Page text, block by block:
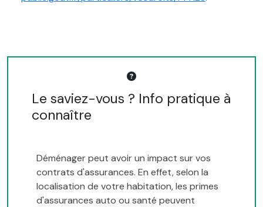
Le saviez-vous ? Info pratique à
connaître
Déménager peut avoir un impact sur vos
contrats d'assurances. En effet, selon la
localisation de votre habitation, les primes
d'assurances auto ou santé peuvent